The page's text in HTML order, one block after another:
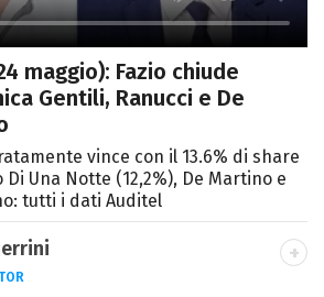
maggio): Fazio chiude
Gentili, Ranucci e De
vince con il 13.6% di share
Una Notte (12,2%), De Martino e
tutti i dati Auditel